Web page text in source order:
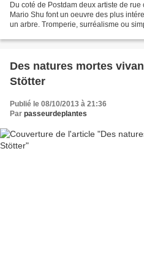
Du coté de Postdam deux artiste de
Mario Shu font un oeuvre des plus
un arbre. Tromperie, surréalisme ou
Des natures mortes
Stötter
Publié le 08/10/2013 à 21:36
Par passeurdeplantes